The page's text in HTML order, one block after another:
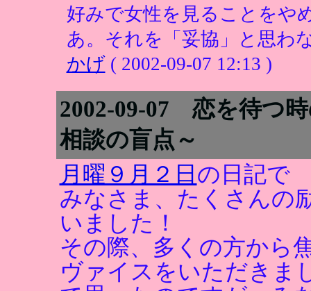
好みで女性を見ることをや
あ。それを「妥協」と思わ
かげ( 2002-09-07 12:13 )
2002-09-07 恋を待つ
相談の盲点～
月曜９月２日 の日記で
みなさま、たくさんの
いました！
その際、多くの方から
ヴァイスをいただきま